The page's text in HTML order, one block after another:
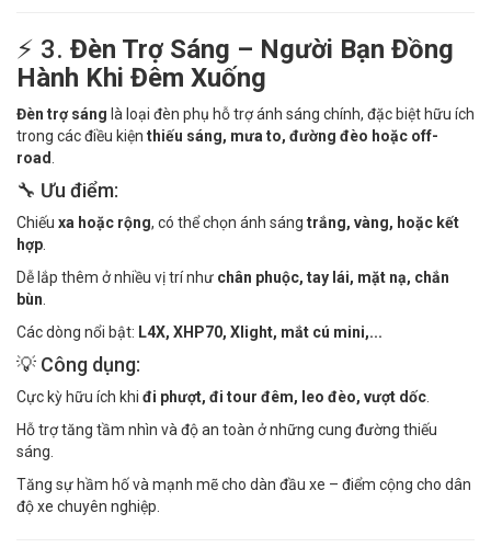
⚡ 3. Đèn Trợ Sáng – Người Bạn Đồng
Hành Khi Đêm Xuống
Đèn trợ sáng là loại đèn phụ hỗ trợ ánh sáng chính, đặc biệt hữu ích
trong các điều kiện thiếu sáng, mưa to, đường đèo hoặc off-
road
🔧 Ưu điểm:
Chiếu xa hoặc rộng, có thể chọn ánh sáng trắng, vàng, hoặc kết
hợp
Dễ lắp thêm ở nhiều vị trí như chân phuộc, tay lái, mặt nạ, chắn
bùn
Các dòng nổi bật: L4X, XHP70, Xlight, mắt cú mini,...
💡 Công dụng:
Cực kỳ hữu ích khi đi phượt, đi tour đêm, leo đèo, vượt dốc
Hỗ trợ tăng tầm nhìn và độ an toàn ở những cung đường thiếu
sáng.
Tăng sự hầm hố và mạnh mẽ cho dàn đầu xe – điểm cộng cho dân
độ xe chuyên nghiệp.